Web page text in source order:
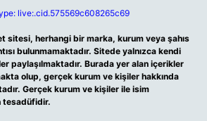
live:.cid.575569c608265c69
sitesi, herhangi bir marka, kurum veya şahıs
bulunmamaktadır. Sitede yalnızca kendi
paylaşılmaktadır. Burada yer alan içerikler
olup, gerçek kurum ve kişiler hakkında
Gerçek kurum ve kişiler ile isim
tesadüfidir.